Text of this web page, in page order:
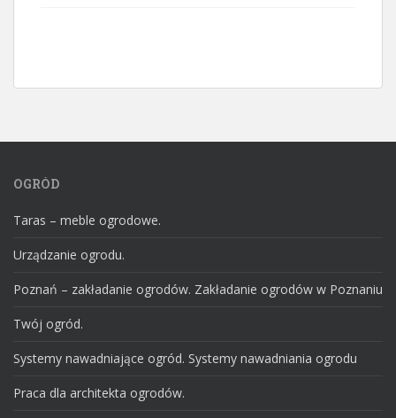
OGRÓD
Taras – meble ogrodowe.
Urządzanie ogrodu.
Poznań – zakładanie ogrodów. Zakładanie ogrodów w Poznaniu
Twój ogród.
Systemy nawadniające ogród. Systemy nawadniania ogrodu
Praca dla architekta ogrodów.